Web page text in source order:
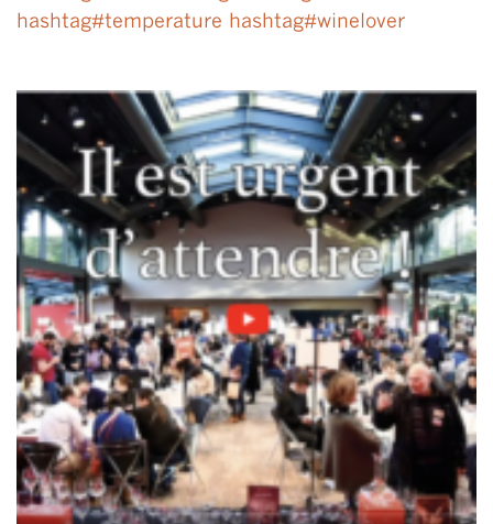
hashtag#temperature hashtag#winelover